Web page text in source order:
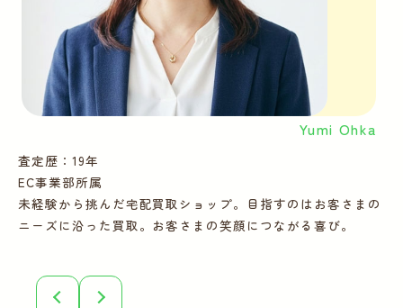
Yumi Ohka
査定歴：19年
EC事業部所属
未経験から挑んだ宅配買取ショップ。目指すのはお客さまの
ニーズに沿った買取。お客さまの笑顔につながる喜び。